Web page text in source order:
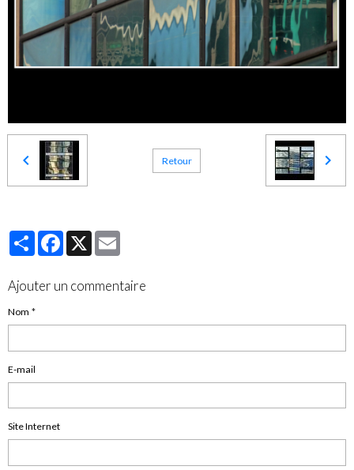
Retour
PartagerFacebook
X
Ajouter un commentaire
Nom
E-mail
Site Internet